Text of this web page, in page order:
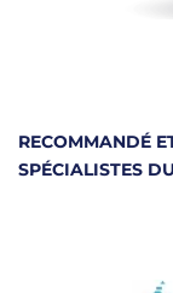
RECOMMANDÉ
SPÉCIALISTES